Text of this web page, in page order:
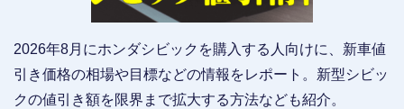
2026年8月にホンダシビックを購入する人向けに、新車値
引き価格の相場や目標などの情報をレポート。新型シビッ
クの値引き額を限界まで拡大する方法なども紹介。